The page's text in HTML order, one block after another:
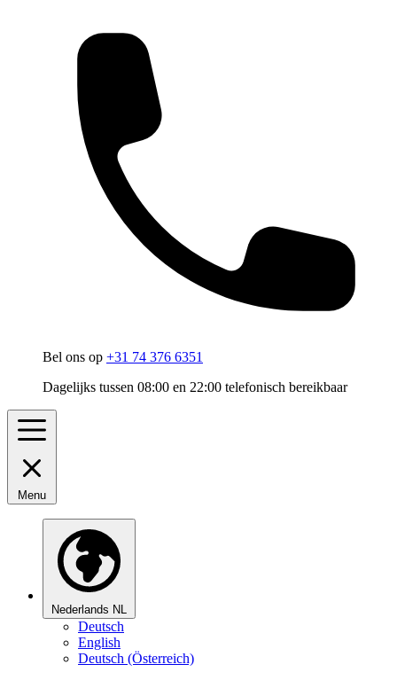
Bel ons op +31 74 376 6351
Dagelijks tussen 08:00 en 22:00 telefonisch bereikbaar
Menu
Nederlands NL
Deutsch
English
Deutsch (Österreich)